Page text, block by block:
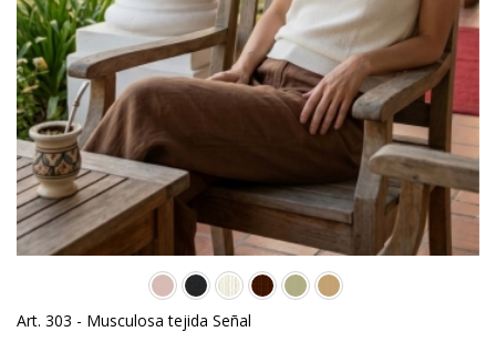
Art. 303 - Musculosa tejida Señal